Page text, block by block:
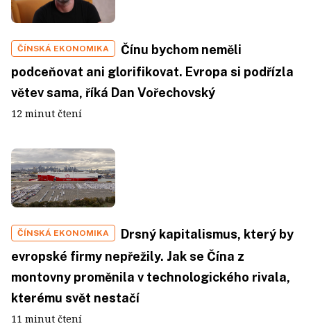
ČÍNSKÁ EKONOMIKA
Čínu bychom neměli
podceňovat ani glorifikovat. Evropa si podřízla
větev sama, říká Dan Vořechovský
12 minut čtení
ČÍNSKÁ EKONOMIKA
Drsný kapitalismus, který by
evropské firmy nepřežily. Jak se Čína z
montovny proměnila v technologického rivala,
kterému svět nestačí
11 minut čtení